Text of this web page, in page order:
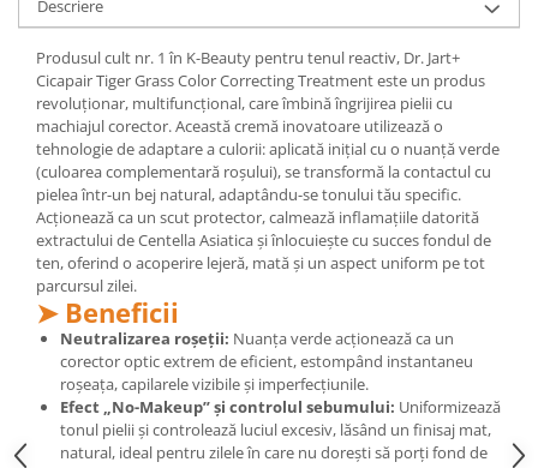
Mary & May
COSRX
BIODANCE
OOTD
Cettua
Haruharu Wonder
Medicube
ARIUL
Dr. Althea
DELLA BORN
Seleniu
Seminte de in
Silimarina
Spirulina
Ulei de cocos
Ulei de peste
Ulei MCT
Vitamina A
Vitamina B
Vitamina C
Vitamina D
Vitamina E
Descriere
Produsul cult nr. 1 în K-Beauty pentru tenul reactiv, Dr. Jart+
Cicapair Tiger Grass Color Correcting Treatment este un produs
revoluționar, multifuncțional, care îmbină îngrijirea pielii cu
machiajul corector. Această cremă inovatoare utilizează o
tehnologie de adaptare a culorii: aplicată inițial cu o nuanță verde
(culoarea complementară roșului), se transformă la contactul cu
pielea într-un bej natural, adaptându-se tonului tău specific.
Acționează ca un scut protector, calmează inflamațiile datorită
extractului de Centella Asiatica și înlocuiește cu succes fondul de
ten, oferind o acoperire lejeră, mată și un aspect uniform pe tot
parcursul zilei.
➤ Beneficii
Neutralizarea roșeții: Nuanța verde acționează ca un
corector optic extrem de eficient, estompând instantaneu
roșeața, capilarele vizibile și imperfecțiunile.
Efect „No-Makeup” și controlul sebumului: Uniformizează
tonul pielii și controlează luciul excesiv, lăsând un finisaj mat,
natural, ideal pentru zilele în care nu dorești să porți fond de